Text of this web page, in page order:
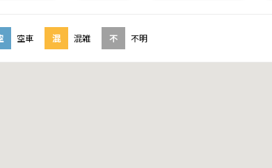
空車 混 混雑 不 不明